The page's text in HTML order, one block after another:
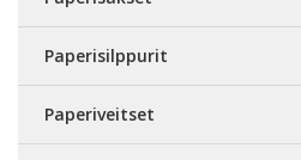
Paperisilppurit
Paperiveitset